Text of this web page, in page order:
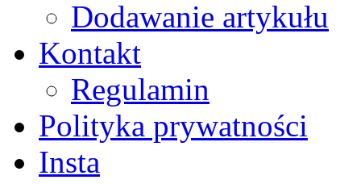
Dodawanie artykułu
Kontakt
Regulamin
Polityka prywatności
Insta